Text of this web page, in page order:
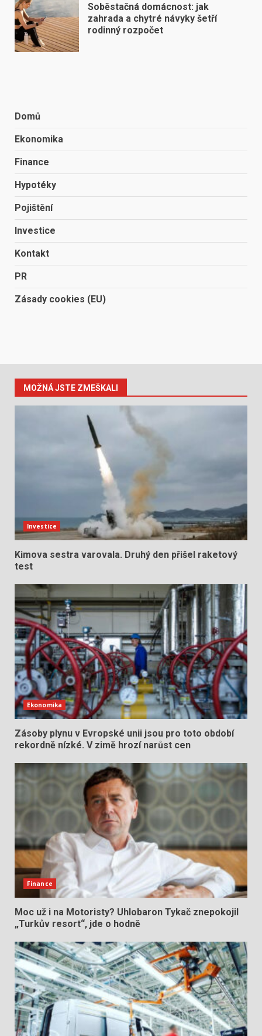
Soběstačná domácnost: jak
zahrada a chytré návyky šetří
rodinný rozpočet
Domů
Ekonomika
Finance
Hypotéky
Pojištění
Investice
Kontakt
PR
Zásady cookies (EU)
MOŽNÁ JSTE ZMEŠKALI
Investice
Kimova sestra varovala. Druhý den přišel raketový
test
Ekonomika
Zásoby plynu v Evropské unii jsou pro toto období
rekordně nízké. V zimě hrozí narůst cen
Finance
Moc už i na Motoristy? Uhlobaron Tykač znepokojil
„Turkův resort“, jde o hodně